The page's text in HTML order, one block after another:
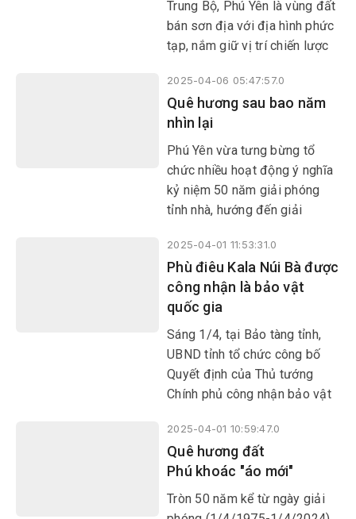
rỡ khi nhận ra những gương
mặt thân quen của một thời
Trung Bộ, Phú Yên là vùng đất
bán sơn địa với địa hình phức
tạp, nắm giữ vị trí chiến lược
giàu truyền thống yêu nước.
Quá trình mở đất Phú Yên
được thực hiện bằng nỗ lực
không ngừng nghỉ của những
cư dân người Việt đầu tiên khi
đặt chân đến đây.
2025-04-06 05:47:57.0
Quê hương sau bao năm
nhìn lại
Phú Yên vừa tưng bừng tổ
chức nhiều hoạt động ý nghĩa
kỷ niệm 50 năm giải phóng
tỉnh nhà, hướng đến giải
đất nước. Trong niềm vui
chung của dân tộc, tôi bồi hồi
nhớ lại hình ảnh Phú Yên quê
hương mình sau bao nhiêu
năm xây dựng và phát triển để
càng thêm yêu mến, tự hào.
2025-04-01 11:53:31.0
Phù điêu Kala Núi Bà được
công nhận là bảo vật
quốc gia
Sáng 1/4, tại Bảo tàng tỉnh,
UBND tỉnh tổ chức công bố
Quyết định của Thủ tướng
Chính phủ công nhận bảo vật
2025-04-01 10:59:47.0
Quê hương đất
Phú khoác "áo mới"
Tròn 50 năm kể từ ngày giải